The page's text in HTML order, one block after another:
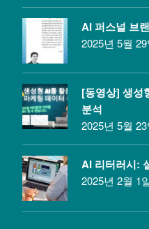
AI 퍼스널 브
2025년 5월 29
[동영상] 생성
분석
2025년 5월 23
AI 리터러시:
2025년 2월 1